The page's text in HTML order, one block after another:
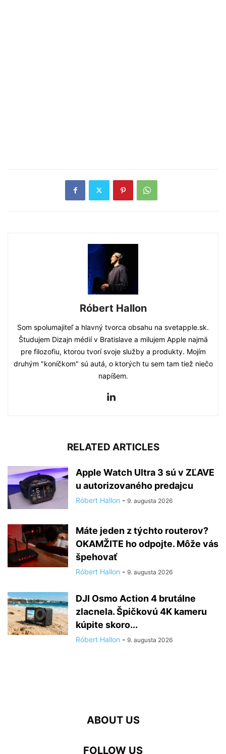
Róbert Hallon
Som spolumajiteľ a hlavný tvorca obsahu na svetapple.sk.
Študujem Dizajn médií v Bratislave a milujem Apple najmä
pre filozofiu, ktorou tvorí svoje služby a produkty. Mojím
druhým "koníčkom" sú autá, o ktorých tu sem tam tiež niečo
napíšem.
RELATED ARTICLES
Apple Watch Ultra 3 sú v ZĽAVE
u autorizovaného predajcu
Róbert Hallon - 9. augusta 2026
Máte jeden z týchto routerov?
OKAMŽITE ho odpojte. Môže vás
špehovať
Róbert Hallon - 9. augusta 2026
DJI Osmo Action 4 brutálne
zlacnela. Špičkovú 4K kameru
kúpite skoro...
Róbert Hallon - 9. augusta 2026
ABOUT US
FOLLOW US